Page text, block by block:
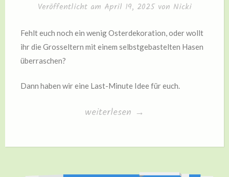
Veröffentlicht am April 19, 2025von Nicki
Fehlt euch noch ein wenig Osterdekoration, oder wollt
ihr die Grosseltern mit einem selbstgebastelten Hasen
überraschen?
Dann haben wir eine Last-Minute Idee für euch.
„Last-
Osterhasen“
weiterlesen →